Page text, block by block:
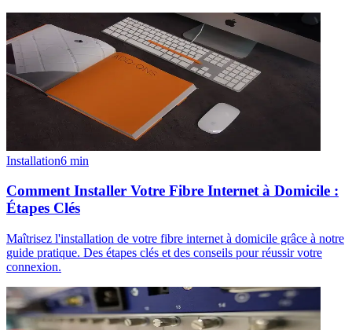
Installation6 min
Comment Installer Votre Fibre Internet à Domicile :
Étapes Clés
Maîtrisez l'installation de votre fibre internet à domicile grâce à notre
guide pratique. Des étapes clés et des conseils pour réussir votre
connexion.